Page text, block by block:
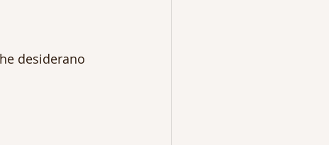
desiderano